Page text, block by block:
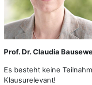
Prof. Dr. Claudia
Es besteht keine
Klausurelevant!